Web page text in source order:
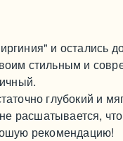
и остались
стильным и
глубокий и
расшатывается,
рекомендацию!